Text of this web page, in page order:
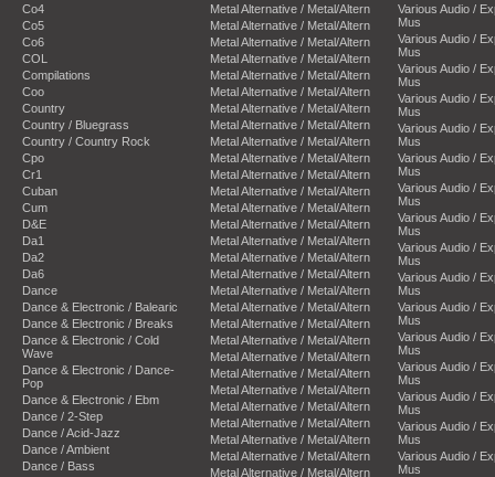
Co4
Co5
Co6
COL
Compilations
Coo
Country
Country / Bluegrass
Country / Country Rock
Cpo
Cr1
Cuban
Cum
D&E
Da1
Da2
Da6
Dance
Dance & Electronic / Balearic
Dance & Electronic / Breaks
Dance & Electronic / Cold
Wave
Dance & Electronic / Dance-
Pop
Dance & Electronic / Ebm
Dance / 2-Step
Dance / Acid-Jazz
Dance / Ambient
Dance / Bass
Metal Alternative / Metal/Altern
Metal Alternative / Metal/Altern
Metal Alternative / Metal/Altern
Metal Alternative / Metal/Altern
Metal Alternative / Metal/Altern
Metal Alternative / Metal/Altern
Metal Alternative / Metal/Altern
Metal Alternative / Metal/Altern
Metal Alternative / Metal/Altern
Metal Alternative / Metal/Altern
Metal Alternative / Metal/Altern
Metal Alternative / Metal/Altern
Metal Alternative / Metal/Altern
Metal Alternative / Metal/Altern
Metal Alternative / Metal/Altern
Metal Alternative / Metal/Altern
Metal Alternative / Metal/Altern
Metal Alternative / Metal/Altern
Metal Alternative / Metal/Altern
Metal Alternative / Metal/Altern
Metal Alternative / Metal/Altern
Metal Alternative / Metal/Altern
Metal Alternative / Metal/Altern
Metal Alternative / Metal/Altern
Metal Alternative / Metal/Altern
Metal Alternative / Metal/Altern
Metal Alternative / Metal/Altern
Metal Alternative / Metal/Altern
Metal Alternative / Metal/Altern
Various Audio /
Mus
Various Audio /
Mus
Various Audio /
Mus
Various Audio /
Mus
Various Audio /
Mus
Various Audio /
Mus
Various Audio /
Mus
Various Audio /
Mus
Various Audio /
Mus
Various Audio /
Mus
Various Audio /
Mus
Various Audio /
Mus
Various Audio /
Mus
Various Audio /
Mus
Various Audio /
Mus
Various Audio /
Mus